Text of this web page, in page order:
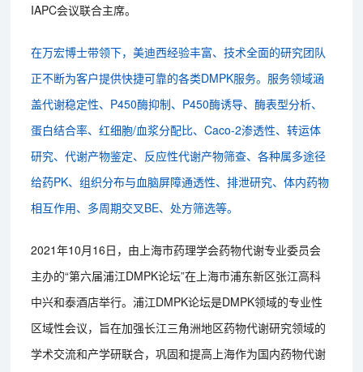
IAPC会议联合主席。
在万宏博士带领下，美迪西经验丰富、技术全面的研究团队
正不断为客户提供快捷可靠的各类DMPK服务。服务领域涵
盖代谢稳定性、P450酶抑制、P450酶诱导、酶表型分析、
蛋白结合率、红细胞/血浆分配比、Caco-2渗透性、转运体
研究、代谢产物鉴定、反应性代谢产物筛查、各种属多途径
给药PK、组织分布与血脑屏障通透性、排泄研究、体内药物
相互作用、多周期交叉BE、处方筛选等。
2021年10月16日，由上海市药理学会药物代谢专业委员会
主办的“第六届浦江DMPK论坛”在上海市浦东新区张江高科
中兴和泰酒店举行。浦江DMPK论坛是DMPK领域的专业性
区域性会议，旨在加强长江三角洲地区药物代谢研究领域的
学术交流和产学研联合，巩固和提高上海作为国内药物代谢